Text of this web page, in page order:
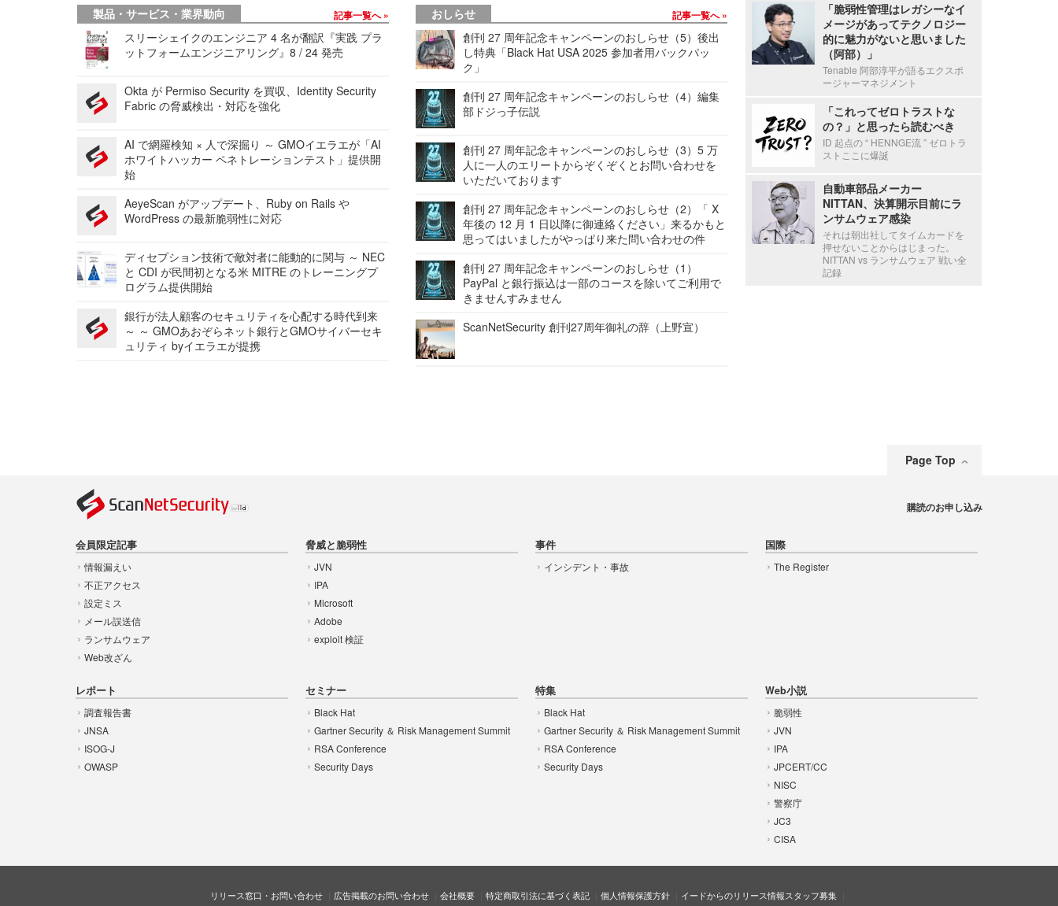
製品・サービス・業界動向 記事一覧へ
スリーシェイクのエンジニア 4 名が翻訳『実践 プラ
ットフォームエンジニアリング』8 / 24 発売
Okta が Permiso Security を買収、Identity Security
Fabric の脅威検出・対応を強化
AI で網羅検知 × 人で深掘り ～ GMOイエラエが「AI
ホワイトハッカー ペネトレーションテスト」提供開
始
AeyeScan がアップデート、Ruby on Rails や
WordPress の最新脆弱性に対応
ディセプション技術で敵対者に能動的に関与 ～ NEC
と CDI が民間初となる米 MITRE のトレーニングプ
ログラム提供開始
銀行が法人顧客のセキュリティを心配する時代到来
～ ～ GMOあおぞらネット銀行とGMOサイバーセキ
ュリティ byイエラエが提携
おしらせ 記事一覧へ
創刊 27 周年記念キャンペーンのおしらせ（5）後出
し特典「Black Hat USA 2025 参加者用バックパッ
ク」
創刊 27 周年記念キャンペーンのおしらせ（4）編集
部ドジっ子伝説
創刊 27 周年記念キャンペーンのおしらせ（3）5 万
人に一人のエリートからぞくぞくとお問い合わせを
いただいております
創刊 27 周年記念キャンペーンのおしらせ（2）「 X
年後の 12 月 1 日以降に御連絡ください」来るかもと
思ってはいましたがやっぱり来た問い合わせの件
創刊 27 周年記念キャンペーンのおしらせ（1）
PayPal と銀行振込は一部のコースを除いてご利用で
きませんすみません
ScanNetSecurity 創刊27周年御礼の辞（上野宣）
「脆弱性管理はレガシーなイ
メージがあってテクノロジー
的に魅力がないと思いました
（阿部）」
Tenable 阿部淳平が語るエクスポ
ージャーマネジメント
「これってゼロトラストな
の？」と思ったら読むべき
ID 起点の “ HENNGE流 ” ゼロトラ
ストここに爆誕
自動車部品メーカー
NITTAN、決算開示目前にラ
ンサムウェア感染
それは朝出社してタイムカードを
押せないことからはじまった。
NITTAN vs ランサムウェア 戦い全
記録
Page Top
会員限定記事
情報漏えい
不正アクセス
設定ミス
メール誤送信
ランサムウェア
Web改ざん
脅威と脆弱性
JVN
IPA
Microsoft
Adobe
exploit 検証
事件
インシデント・事故
国際
The Register
レポート
調査報告書
JNSA
ISOG-J
OWASP
セミナー
Black Hat
Gartner Security ＆ Risk Management Summit
RSA Conference
Security Days
特集
Black Hat
Gartner Security ＆ Risk Management Summit
RSA Conference
Security Days
Web小説
脆弱性
JVN
IPA
JPCERT/CC
NISC
警察庁
JC3
CISA
購読のお申し込み
リリース窓口・お問い合わせ 広告掲載のお問い合わせ 会社概要 特定商取引法に基づく表記 個人情報保護方針 イードからのリリース情報スタッフ募集